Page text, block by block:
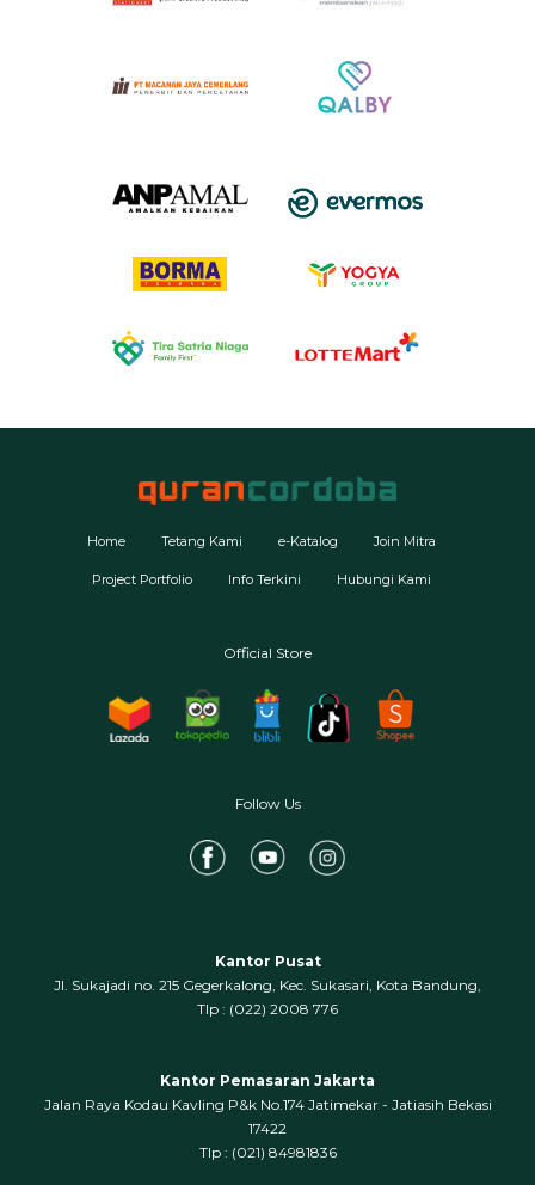
Home Tetang Kami e-Katalog Join Mitra
Project Portfolio Info Terkini Hubungi Kami
Official Store
Follow Us
Kantor Pusat
Jl. Sukajadi no. 215 Gegerkalong, Kec. Sukasari, Kota Bandung,
‍Tlp : (022) 2008 776
Kantor Pemasaran Jakarta
Jalan Raya Kodau Kavling P&k No.174 Jatimekar - Jatiasih Bekasi
17422
Tlp : (021) 84981836